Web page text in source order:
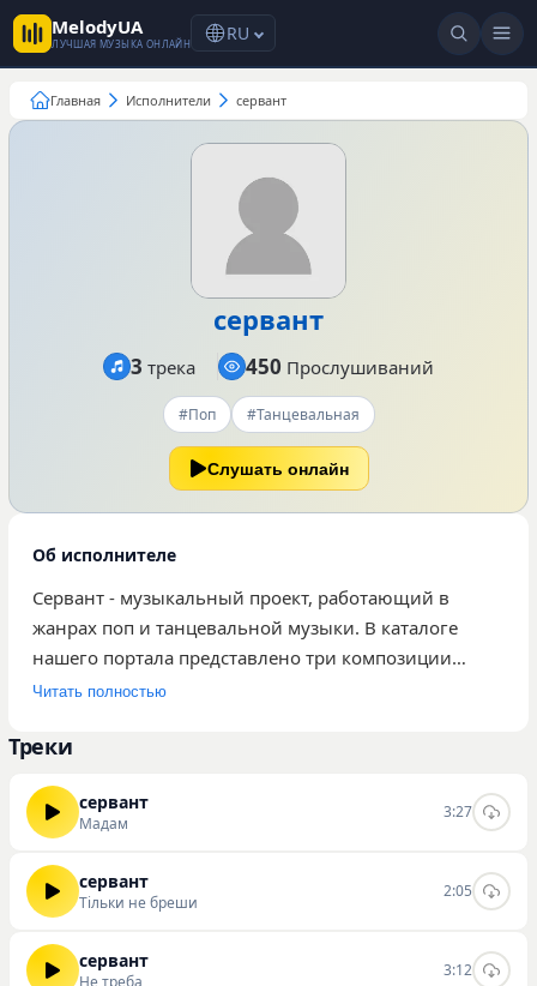
MelodyUA
ЛУЧШАЯ МУЗЫКА ОНЛАЙН RU
Главная Исполнители сервант
сервант
#Поп #Танцевальная
3 трека 450 Прослушиваний
Слушать онлайн
Об исполнителе
Сервант - музыкальный проект, работающий в
жанрах поп и танцевальной музыки. В каталоге
нашего портала представлено три композиции
исполнителя, среди которых наиболее
бреши» и «Не треба». Общее количество
составляет 282. Творчество исполнителя
ориентировано на широкую аудиторию,
предпочитающую современные ритмичные
композиции. Звучание отличается акцентом на
мелодичные структуры, характерные для
Читать полностью
Треки
сервант
Мадам
3:27
сервант
Тільки не бреши
2:05
сервант
Не треба
3:12